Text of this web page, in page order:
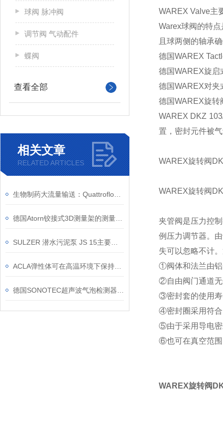
球阀 脉冲阀
调节阀 气动配件
蝶阀
查看全部
相关文章
RELATED ARTICLES
WAREX Valve主
Warex球阀的特
且球两侧的轴承
德国WAREX
德国WAREX旋启
德国WAREX对夹
德国WAREX旋转
WAREX DKZ
置，密封元件被
WAREX旋转阀
WAREX旋转阀
夹管阀是压力控
例压力调节器。
失可以忽略不计
①阀体和法兰由
②自由阀门通道
③密封套的使用
④密封圈采用符合
⑤由于采用导电密
⑥也可在真空范
WAREX旋转阀